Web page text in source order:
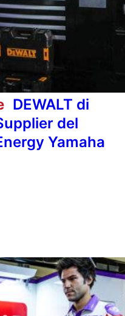
DEWALT di
del
Yamaha